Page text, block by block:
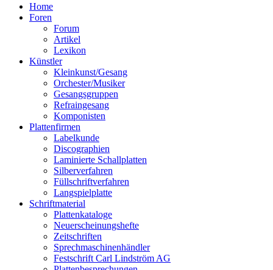
Home
Foren
Forum
Artikel
Lexikon
Künstler
Kleinkunst/Gesang
Orchester/Musiker
Gesangsgruppen
Refraingesang
Komponisten
Plattenfirmen
Labelkunde
Discographien
Laminierte Schallplatten
Silberverfahren
Füllschriftverfahren
Langspielplatte
Schriftmaterial
Plattenkataloge
Neuerscheinungshefte
Zeitschriften
Sprechmaschinenhändler
Festschrift Carl Lindström AG